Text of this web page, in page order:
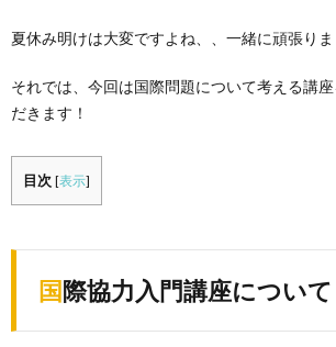
夏休み明けは大変ですよね、、一緒に頑張りま
それでは、今回は国際問題について考える講
だきます！
目次 [表示]
国際協力入門講座について